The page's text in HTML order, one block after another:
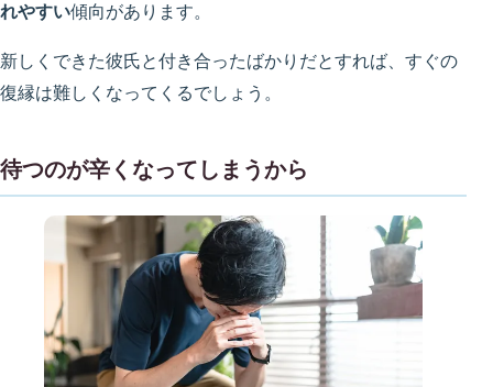
れやすい傾向があります。
新しくできた彼氏と付き合ったばかりだとすれば、すぐの
復縁は難しくなってくるでしょう。
待つのが辛くなってしまうから